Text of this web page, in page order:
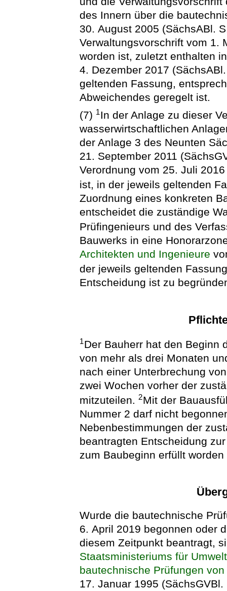
des Innern über die
30. August 2005 (SächsABl.
Verwaltungsvorschrift vom 1.
worden ist, zuletzt enthalten
4. Dezember 2017
geltenden Fassung,
Abweichendes geregelt ist.
(7) 1 In der Anlage zu dieser
wasserwirtschaftlichen
der Anlage 3 des Neunten
21. September 2011
Verordnung vom 25. Juli
ist, in der jeweils geltenden
Zuordnung eines konkreten
entscheidet die zuständige
Prüfingenieurs und des
Bauwerks in eine
Architekten und Ingenieure
der jeweils geltenden
Entscheidung ist zu
1Der Bauherr hat den Beginn
von mehr als drei Monaten
nach einer Unterbrechung
zwei Wochen vorher der
mitzuteilen.2Mit der
Nummer 2 darf nicht
Nebenbestimmungen der
beantragten Entscheidung
zum Baubeginn erfüllt worden
Wurde die bautechnische
6. April 2019 begonnen oder
diesem Zeitpunkt beantragt,
Staatsministeriums für
bautechnische Prüfungen
17. Januar 1995